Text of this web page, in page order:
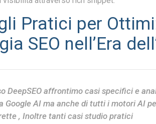
Pratici per
SEO nell’Era
DeepSEO affrontimo casi specifici e
Google AI ma anche di tutti i motori AI
, Inoltre tanti casi studio pratici